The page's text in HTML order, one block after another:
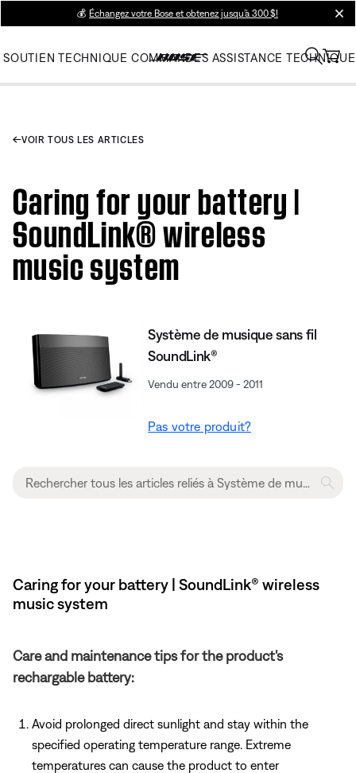
💰 Échangez votre Bose et obtenez jusqu’à 300 $!
SOUTIEN TECHNIQUE COMMANDES ASSISTANCE TECHNIQUE
VOIR TOUS LES ARTICLES
Caring for your battery |
SoundLink® wireless
music system
Système de musique sans fil
SoundLink®
Vendu entre 2009 - 2011
Pas votre produit?
Caring for your battery | SoundLink® wireless
music system
Care and maintenance tips for the product's
rechargable battery:
Avoid prolonged direct sunlight and stay within the
specified operating temperature range. Extreme
temperatures can cause the product to enter